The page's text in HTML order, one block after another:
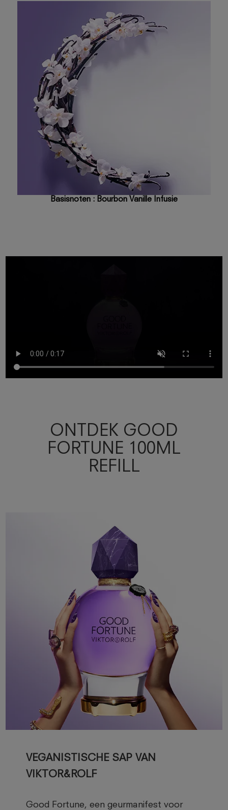
Basisnoten : Bourbon Vanille Infusie
ONTDEK GOOD
FORTUNE 100ML
REFILL
VEGANISTISCHE SAP VAN
VIKTOR&ROLF
Good Fortune, een geurmanifest voor